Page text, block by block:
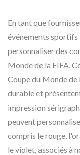
En tant que
événements sportifs
personnaliser des
Monde de la FIFA.
Coupe du Monde
durable et
impression
peuvent
compris le rouge,
le violet, associés à